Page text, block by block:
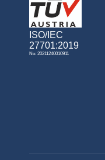
ISO/IEC
27701:2019
No: 20211240010911